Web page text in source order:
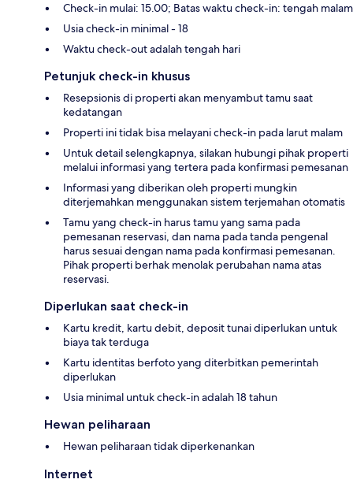
Check-in mulai: 15.00; Batas waktu check-in: tengah malam
Usia check-in minimal - 18
Waktu check-out adalah tengah hari
Petunjuk check-in khusus
Resepsionis di properti akan menyambut tamu saat
kedatangan
Properti ini tidak bisa melayani check-in pada larut malam
Untuk detail selengkapnya, silakan hubungi pihak properti
melalui informasi yang tertera pada konfirmasi pemesanan
Informasi yang diberikan oleh properti mungkin
diterjemahkan menggunakan sistem terjemahan otomatis
Tamu yang check-in harus tamu yang sama pada
pemesanan reservasi, dan nama pada tanda pengenal
harus sesuai dengan nama pada konfirmasi pemesanan.
Pihak properti berhak menolak perubahan nama atas
reservasi.
Diperlukan saat check-in
Kartu kredit, kartu debit, deposit tunai diperlukan untuk
biaya tak terduga
Kartu identitas berfoto yang diterbitkan pemerintah
diperlukan
Usia minimal untuk check-in adalah 18 tahun
Hewan peliharaan
Hewan peliharaan tidak diperkenankan
Internet